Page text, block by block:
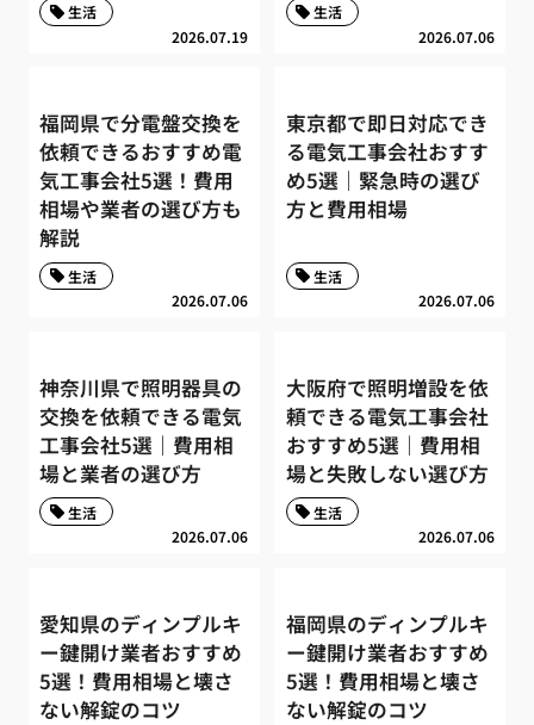
2026.07.19
生活
2026.07.06
生活
福岡県で分電盤交換を
依頼できるおすすめ電
気工事会社5選！費用
相場や業者の選び方も
解説
2026.07.06
生活
東京都で即日対応でき
る電気工事会社おすす
め5選｜緊急時の選び
方と費用相場
2026.07.06
生活
神奈川県で照明器具の
交換を依頼できる電気
工事会社5選｜費用相
場と業者の選び方
2026.07.06
生活
大阪府で照明増設を依
頼できる電気工事会社
おすすめ5選｜費用相
場と失敗しない選び方
2026.07.06
生活
愛知県のディンプルキ
ー鍵開け業者おすすめ
5選！費用相場と壊さ
ない解錠のコツ
福岡県のディンプルキ
ー鍵開け業者おすすめ
5選！費用相場と壊さ
ない解錠のコツ